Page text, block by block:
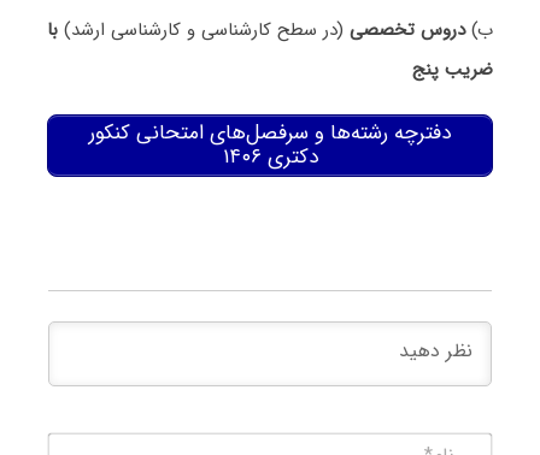
ب)دروس تخصصی(در سطح کارشناسی و کارشناسی ارشد) با
ضریب پنج
دفترچه رشته‌ها و سرفصل‌های امتحانی کنکور
دکتری ۱۴۰۶